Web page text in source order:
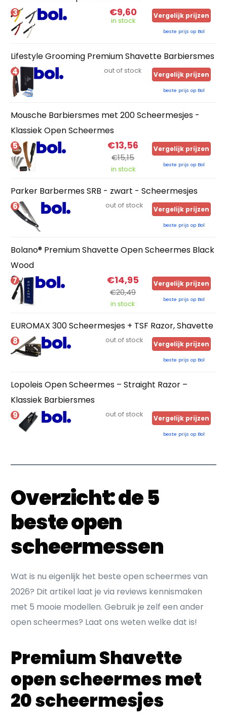
3 €9,60
in stock
Vergelijk prijzen
beste prijs op Bol
Lifestyle Grooming Premium Shavette Barbiersmes
4 out of stock Vergelijk prijzen
beste prijs op Bol
Mousche Barbiersmes met 200 Scheermesjes -
Klassiek Open Scheermes
5 €13,56
€15,15
in stock
Vergelijk prijzen
beste prijs op Bol
Parker Barbermes SRB - zwart - Scheermesjes
6 out of stock Vergelijk prijzen
beste prijs op Bol
Bolano® Premium Shavette Open Scheermes Black
Wood
7 €14,95
€20,49
in stock
Vergelijk prijzen
beste prijs op Bol
EUROMAX 300 Scheermesjes + TSF Razor, Shavette
8 out of stock Vergelijk prijzen
beste prijs op Bol
Lopoleis Open Scheermes – Straight Razor –
Klassiek Barbiersmes
9 out of stock Vergelijk prijzen
beste prijs op Bol
Overzicht: de 5
beste open
scheermessen
Wat is nu eigenlijk het beste open scheermes van
2026? Dit artikel laat je via reviews kennismaken
met 5 mooie modellen. Gebruik je zelf een ander
open scheermes? Laat ons weten welke dat is!
Premium Shavette
open scheermes met
20 scheermesjes